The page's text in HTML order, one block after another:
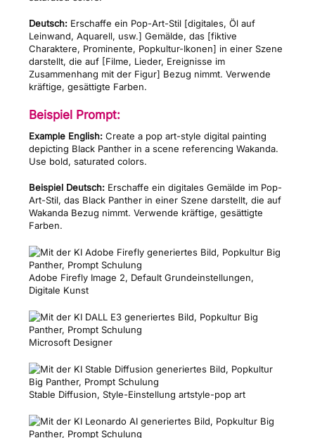
Deutsch: Erschaffe ein Pop-Art-Stil [digitales, Öl auf
Leinwand, Aquarell, usw.] Gemälde, das [fiktive
Charaktere, Prominente, Popkultur-Ikonen] in einer Szene
darstellt, die auf [Filme, Lieder, Ereignisse im
Zusammenhang mit der Figur] Bezug nimmt. Verwende
kräftige, gesättigte Farben.
Beispiel Prompt:
Example English: Create a pop art-style digital painting
depicting Black Panther in a scene referencing Wakanda.
Use bold, saturated colors.
Beispiel Deutsch: Erschaffe ein digitales Gemälde im Pop-
Art-Stil, das Black Panther in einer Szene darstellt, die auf
Wakanda Bezug nimmt. Verwende kräftige, gesättigte
Farben.
Adobe Firefly Image 2, Default Grundeinstellungen,
Digitale Kunst
Microsoft Designer
Stable Diffusion, Style-Einstellung artstyle-pop art